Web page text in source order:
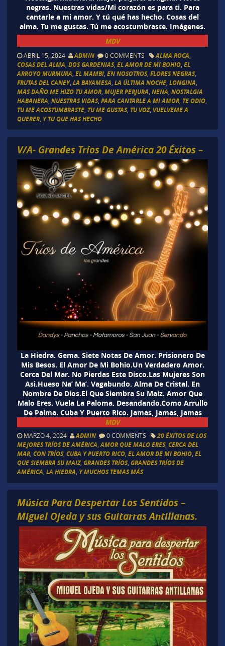
negras. Nuestras vidas/Mi corazón es para ti. Para
cantarle a mi amor. Y tú qué has hecho. Cosas del
alma. Tu me gustas. Tú me acostumbraste. Imágenes.
MDV
ABRIL 15, 2024 ADMIN 0 COMMENTS ALMA ROCA
COSAS DEL ALMA DOS GARDENIAS, EL AMOR DE MI BOHIO, EL
ARROYO MURMURA EL MAMBI, EN NOSOTROS, FLORES NEGRAS,
FRUTAS DEL CANEY, LA BAYAMESA LA ÚLTIMA NOCHE, LONGINA
MAS DAÑO ME HIZO TU AMOR, MUJER PERJURA NENA NOSTALGIA
HABANERA NUESTRAS VIDAS, PARA CANTARLE A MI AMOR, TE ODIO,
TU ME ACOSTUMBRASTE, TU ME GUSTAS, TU VOZ, VUELVEME A
QUERER, Y TU QUE HAS HECHO
V/A- Grandes Tríos De América 20 Éxitos –
La Hiedra. Gema. Siete Notas De Amor. Prisionero De
Mis Besos. El Amor De Mi Bohio.Un Verdadero Amor.
Cerca Del Mar. No Pierdas Este Disco.Las Mujeres Son
Asi.Hueso Na’ Ma’. Vagabundo. Alma De Cristal. En
Nombre De Dios.El Que Siembra Su Maiz. Amor Que
Malo Eres. Vuela La Paloma. Desandando.Como Arrullo
De Palma. Cuba Y Puerto Rico. Jamas, Jamas, Jamas
MDV
MARZO 4, 2024 ADMIN 0 COMMENTS
20 ÉXITOS DE LOS
MEJORES TRÍOS DE AMÉRICA AMOR QUE MALO ERES, CERCA DEL
MAR, CON TRÍOS, CUBA Y PUERTO RICO, EL AMOR DE MI BOHIO, EL
QUE SIEMBRA SU MAIZ, GRANDES TRÍOS, GRANDES TRÍOS DE
AMÉRICA LA HIEDRA Y MUCHOS TEMAS MÁS
Música Para Despertar Los Sentidos –
Miguel Ojeda y sus Guitarras Antillanas.